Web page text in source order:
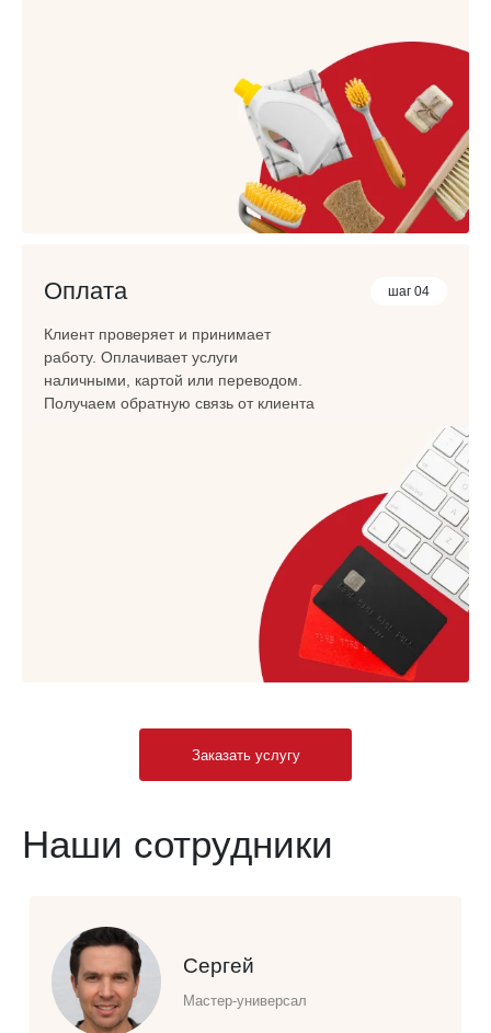
шаг 04
Оплата
Клиент проверяет и принимает
работу. Оплачивает услуги
наличными, картой или переводом.
Получаем обратную связь от клиента
Заказать услугу
Наши сотрудники
Сергей
Мастер-универсал